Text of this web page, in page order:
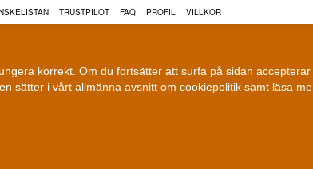
korrekt. Om du fortsätter att surfa på sidan
sätter i vårt allmänna avsnitt om cookiepolitik samt läsa
TRUSTPILOT FAQ PROFIL VILLKOR